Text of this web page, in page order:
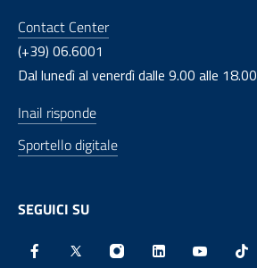
Contact Center
(+39) 06.6001
Dal lunedì al venerdì dalle 9.00 alle 18.00
Inail risponde
Sportello digitale
SEGUICI SU